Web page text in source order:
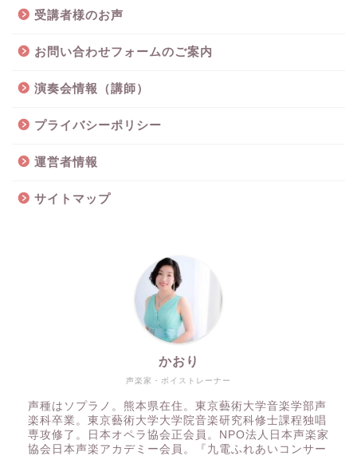
受講者様のお声
お問い合わせフォームのご案内
演奏会情報（講師）
プライバシーポリシー
運営者情報
サイトマップ
声楽家・ボイストレーナー
かおり
声種はソプラノ。熊本県在住。東京藝術大学音楽学部声
楽科卒業。東京藝術大学大学院音楽研究科修士課程独唱
専攻修了。日本オペラ協会正会員。NPO法人日本声楽家
協会日本声楽アカデミー会員。『九電ふれあいコンサー